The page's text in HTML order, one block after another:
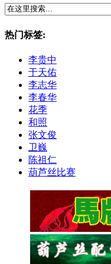
热门标签:
李贵中
于天佑
李志华
李春华
花季
和照
张文俊
卫巍
陈祖仁
葫芦丝比赛